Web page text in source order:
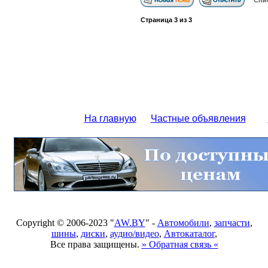
Страница 3из 3
На главную Частные объявления
Copyright © 2006-2023 "AW.BY" - Автомобили, запчасти,
шины, диски, аудио/видео, Автокаталог,
Все права защищены. » Обратная связь «